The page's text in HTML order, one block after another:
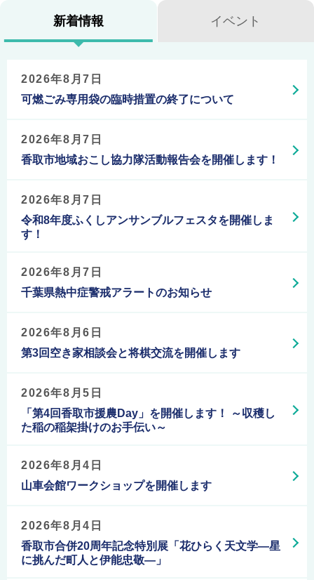
着
新着情報 イベント
2026年8月7日
可燃ごみ専用袋の臨時措置の終了について
2026年8月7日
香取市地域おこし協力隊活動報告会を開催します！
2026年8月7日
令和8年度ふくしアンサンブルフェスタを開催しま
す！
2026年8月7日
千葉県熱中症警戒アラートのお知らせ
2026年8月6日
第3回空き家相談会と将棋交流を開催します
2026年8月5日
「第4回香取市援農Day」を開催します！ ～収穫し
た稲の稲架掛けのお手伝い～
2026年8月4日
山車会館ワークショップを開催します
2026年8月4日
香取市合併20周年記念特別展「花ひらく天文学―星
に挑んだ町人と伊能忠敬―」